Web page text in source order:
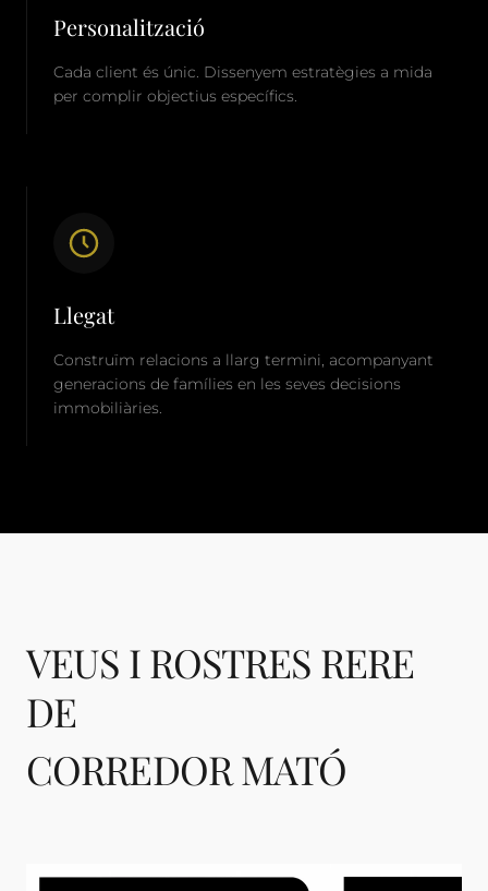
Personalització
Cada client és únic. Dissenyem estratègies a mida
per complir objectius específics.
Llegat
Construïm relacions a llarg termini, acompanyant
generacions de famílies en les seves decisions
immobiliàries.
VEUS I ROSTRES RERE
DE
CORREDOR MATÓ